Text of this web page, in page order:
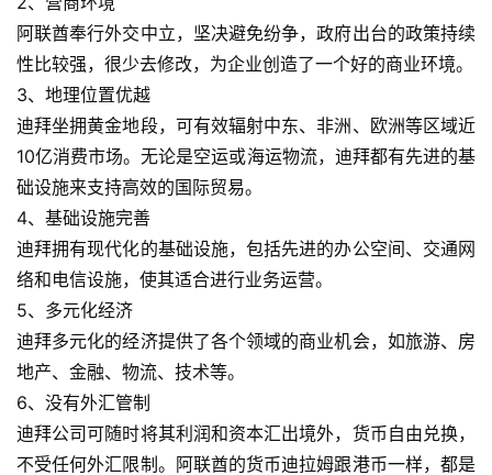
阿联酋奉行外交中立，坚决避免纷争，政府出台的政策持续
性比较强，很少去修改，为企业创造了一个好的商业环境。
3、地理位置优越
迪拜坐拥黄金地段，可有效辐射中东、非洲、欧洲等区域近
10亿消费市场。无论是空运或海运物流，迪拜都有先进的基
础设施来支持高效的国际贸易。
4、基础设施完善
迪拜拥有现代化的基础设施，包括先进的办公空间、交通网
络和电信设施，使其适合进行业务运营。
5、多元化经济
迪拜多元化的经济提供了各个领域的商业机会，如旅游、房
地产、金融、物流、技术等。
6、没有外汇管制
迪拜公司可随时将其利润和资本汇出境外，货币自由兑换，
不受任何外汇限制。阿联酋的货币迪拉姆跟港币一样，都是